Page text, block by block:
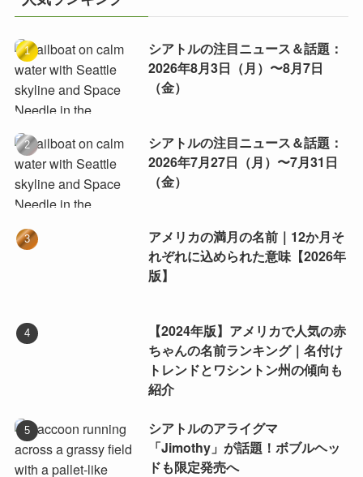
シアトルの注目ニュース＆話題：
2026年8月3日（月）〜8月7日
（金）
シアトルの注目ニュース＆話題：
2026年7月27日（月）〜7月31日
（金）
アメリカの満月の名前｜12か月そ
れぞれに込められた意味【2026年
版】
【2024年版】アメリカで人気の赤
ちゃんの名前ランキング｜名付け
トレンドとワシントン州の傾向も
紹介
シアトルのアライグマ
「Jimothy」が話題！ボブルヘッ
ドも限定発売へ